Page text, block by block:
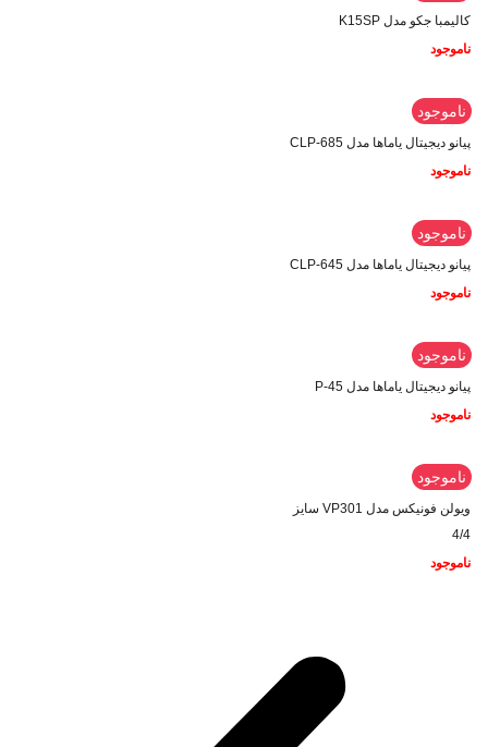
کالیمبا جکو مدل K15SP
ناموجود
ناموجود
پیانو دیجیتال یاماها مدل CLP-685
ناموجود
ناموجود
پیانو دیجیتال یاماها مدل CLP-645
ناموجود
ناموجود
پیانو دیجیتال یاماها مدل P-45
ناموجود
ناموجود
ویولن فونیکس مدل VP301 سایز
4/4
ناموجود